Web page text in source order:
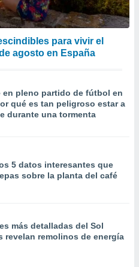
para vivir el
agosto en España
en pleno partido de fútbol en
qué es tan peligroso estar a
durante una tormenta
5 datos interesantes que
sobre la planta del café
más detalladas del Sol
revelan remolinos de energía